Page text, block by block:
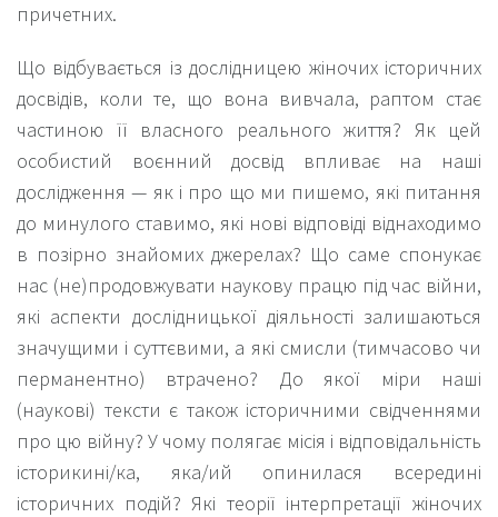
причетних.
Що відбувається із дослідницею жіночих історичних
досвідів, коли те, що вона вивчала, раптом стає
частиною її власного реального життя? Як цей
особистий воєнний досвід впливає на наші
дослідження — як і про що ми пишемо, які питання
до минулого ставимо, які нові відповіді віднаходимо
в позірно знайомих джерелах? Що саме спонукає
нас (не)продовжувати наукову працю під час війни,
які аспекти дослідницької діяльності залишаються
значущими і суттєвими, а які смисли (тимчасово чи
перманентно) втрачено? До якої міри наші
(наукові) тексти є також історичними свідченнями
про цю війну? У чому полягає місія і відповідальність
історикині/ка, яка/ий опинилася всередині
історичних подій? Які теорії інтерпретації жіночих